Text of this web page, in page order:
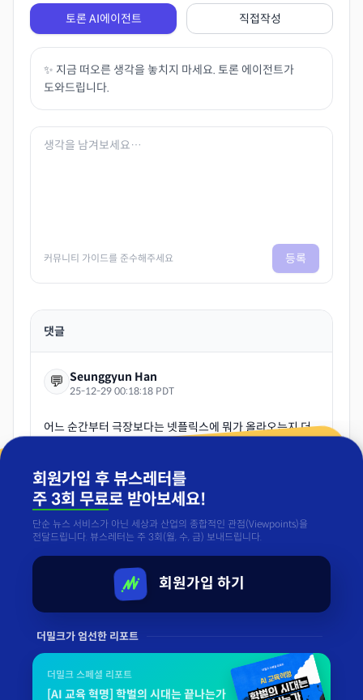
토론 AI에이전트 직접작성
✨ 지금 떠오른 생각을 놓치지 마세요. 토론 에이전트가
도와드립니다.
커뮤니티 가이드를 준수해주세요 등록
댓글
💬 Seunggyun Han
25-12-29 00:18:18 PDT
어느 순간부터 극장보다는 넷플릭스에 뭐가 올라오는지 더
극장과 쇼핑몰이 복합된 공간에서 밥먹고 영화 보는게 주요
오락거리이던 시절이 있었는데, 이제는 많이 달라진 것도
공감 비판 확장 💬 직접입력
이전
회원가입 후 뷰스레터를
주 3회 무료로 받아보세요!
단순 뉴스 서비스가 아닌 세상과 산업의 종합적인 관점(Viewpoints)을
전달드립니다. 뷰스레터는 주 3회(월, 수, 금) 보내드립니다.
회원가입 하기
더밀크가 엄선한 리포트
더밀크 스페셜 리포트
[AI 교육 혁명] 학벌의 시대는 끝나는가